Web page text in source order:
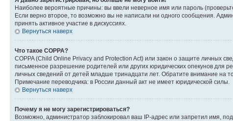
Наиболее вероятные причины: вы ввели неверное имя или пароль
Если верно второе, то возможно вы не написали ни одного сообщения.
принять активное участие в дискуссиях.
Вернуться наверх
Что такое COPPA?
COPPA (Child Online Privacy and Protection Act) или закон о защите личных
письменное разрешение родителей или других юридических опекунов для
личных сведений от детей младше тринадцати лет. Обратите внимание на
Примечание переводчика: в России данный акт не имеет юридической силы.
Вернуться наверх
Почему я не могу зарегистрироваться?
Возможно, администратор заблокировал ваш IP-адрес или запретил имя,